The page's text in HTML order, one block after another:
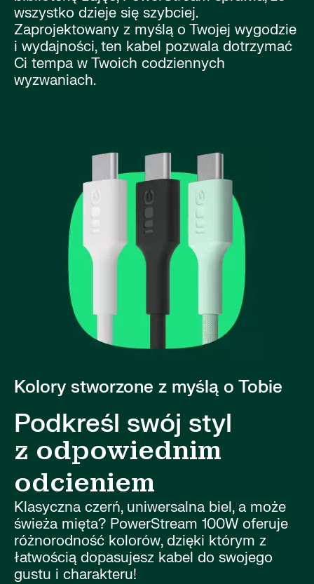
wszystko dzieje się szybciej.
Zaprojektowany z myślą o Twojej wygodzie
i wydajności, ten kabel pozwala dotrzymać
Ci tempa w Twoich codziennych
wyzwaniach.
Kolory stworzone z myślą o Tobie
Podkreśl swój styl
z odpowiednim
odcieniem
Klasyczna czerń, uniwersalna biel, a może
świeża mięta? PowerStream 100W oferuje
różnorodność kolorów, dzięki którym z
łatwością dopasujesz kabel do swojego
gustu i charakteru!